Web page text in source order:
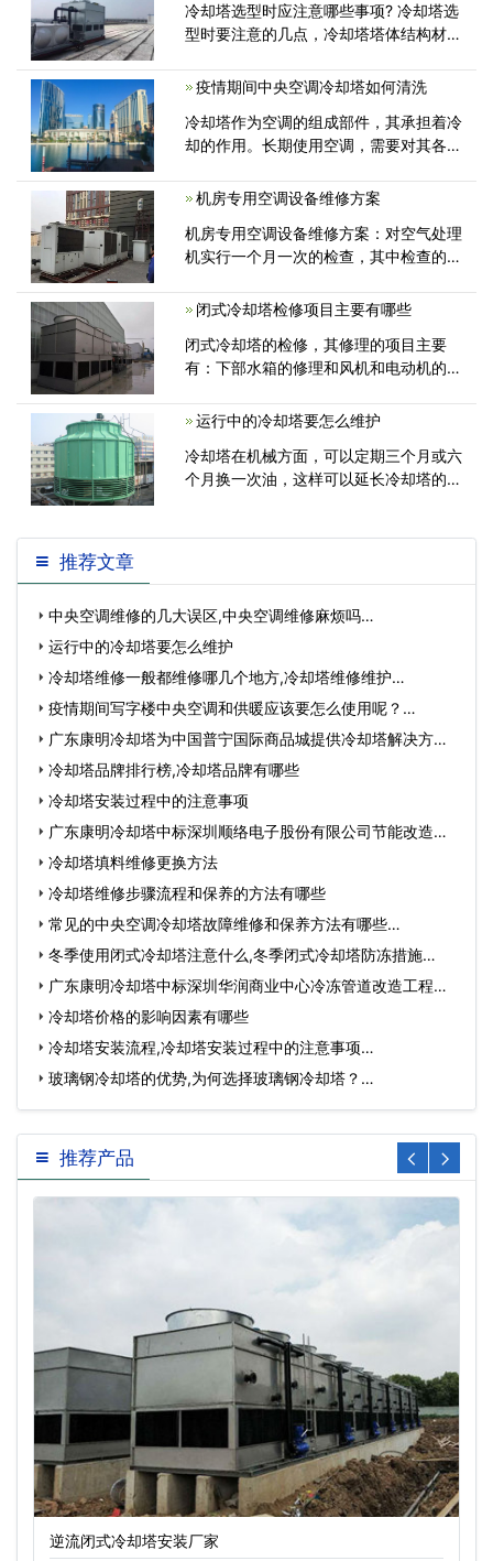
向...
冷却塔选型时应注意哪些事项? 冷却塔选
型时要注意的几点，冷却塔塔体结构材料
冷却塔是一种长时间使用的设备，只有高
却塔价格费用通常也较高，
疫情期间中央空调冷却塔如何清洗
冷却塔作为空调的组成部件，其承担着冷
却的作用。长期使用空调，需要对其各部
不例外。如果长期不对冷却塔进行维护与
力降低，运行噪音增大等等...
机房专用空调设备维修方案
机房专用空调设备维修方案：对空气处理
机实行一个月一次的检查，其中检查的项
完好没有破损;对于因为过滤器产生的噪
闭式冷却塔检修项目主要有哪些
闭式冷却塔的检修，其修理的项目主要
有：下部水箱的修理和风机和电动机的修
污染物质的大量存在，箱底堆积了一层污
运行中的冷却塔要怎么维护
冷却塔在机械方面，可以定期三个月或六
个月换一次油，这样可以延长冷却塔的使
推荐文章
中央空调维修的几大误区,中央空调维修麻烦吗…
运行中的冷却塔要怎么维护
冷却塔维修一般都维修哪几个地方,冷却塔维修维护…
疫情期间写字楼中央空调和供暖应该要怎么使用呢？…
广东康明冷却塔为中国普宁国际商品城提供冷却塔解决方
案…冷却塔品牌排行榜,冷却塔品牌有哪些
冷却塔安装过程中的注意事项
广东康明冷却塔中标深圳顺络电子股份有限公司节能改造工
程…冷却塔填料维修更换方法
冷却塔维修步骤流程和保养的方法有哪些
常见的中央空调冷却塔故障维修和保养方法有哪些…
冬季使用闭式冷却塔注意什么,冬季闭式冷却塔防冻措施…
广东康明冷却塔中标深圳华润商业中心冷冻管道改造工程…
冷却塔价格的影响因素有哪些
冷却塔安装流程,冷却塔安装过程中的注意事项…
玻璃钢冷却塔的优势,为何选择玻璃钢冷却塔？…
推荐产品
逆流闭式冷却塔安装厂家